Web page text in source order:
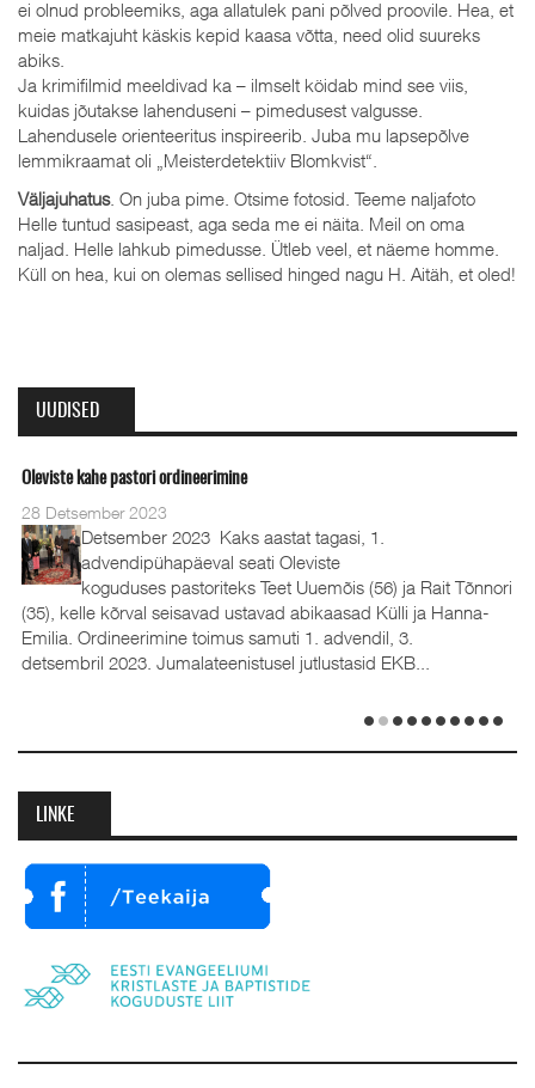
ei olnud probleemiks, aga allatulek pani põlved proovile. Hea, et
meie matkajuht käskis kepid kaasa võtta, need olid suureks
abiks.
Ja krimifilmid meeldivad ka – ilmselt köidab mind see viis,
kuidas jõutakse lahenduseni – pimedusest valgusse.
Lahendusele orienteeritus inspireerib. Juba mu lapsepõlve
lemmikraamat oli „Meisterdetektiiv Blomkvist“.
Väljajuhatus. On juba pime. Otsime fotosid. Teeme naljafoto
Helle tuntud sasipeast, aga seda me ei näita. Meil on oma
naljad. Helle lahkub pimedusse. Ütleb veel, et näeme homme.
Küll on hea, kui on olemas sellised hinged nagu H. Aitäh, et oled!
UUDISED
Oleviste kahe pastori ordineerimine
28 Detsember 2023
Detsember 2023 Kaks aastat tagasi, 1.
advendipühapäeval seati Oleviste
koguduses pastoriteks Teet Uuemõis (56) ja Rait Tõnnori
(35), kelle kõrval seisavad ustavad abikaasad Külli ja Hanna-
Emilia. Ordineerimine toimus samuti 1. advendil, 3.
detsembril 2023. Jumalateenistusel jutlustasid EKB...
LINKE